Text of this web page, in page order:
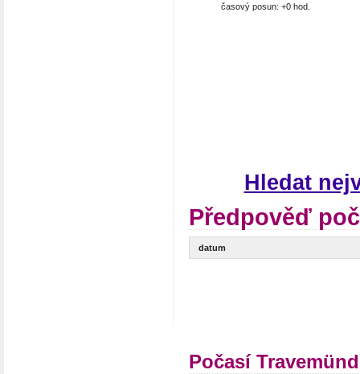
časový posun: +0 hod.
Hledat
Předpověď
datum
Počasí